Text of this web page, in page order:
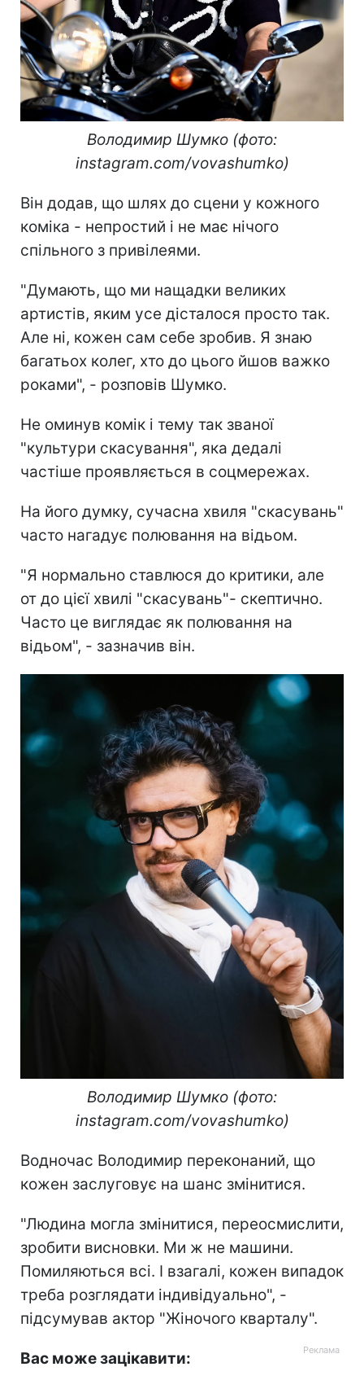
Володимир Шумко (фото:
instagram.com/vovashumko)
Він додав, що шлях до сцени у кожного
коміка - непростий і не має нічого
спільного з привілеями.
"Думають, що ми нащадки великих
артистів, яким усе дісталося просто так.
Але ні, кожен сам себе зробив. Я знаю
багатьох колег, хто до цього йшов важко
роками", - розповів Шумко.
Не оминув комік і тему так званої
"культури скасування", яка дедалі
частіше проявляється в соцмережах.
На його думку, сучасна хвиля "скасувань"
часто нагадує полювання на відьом.
"Я нормально ставлюся до критики, але
от до цієї хвилі "скасувань"- скептично.
Часто це виглядає як полювання на
відьом", - зазначив він.
Володимир Шумко (фото:
instagram.com/vovashumko)
Водночас Володимир переконаний, що
кожен заслуговує на шанс змінитися.
"Людина могла змінитися, переосмислити,
зробити висновки. Ми ж не машини.
Помиляються всі. І взагалі, кожен випадок
треба розглядати індивідуально", -
підсумував актор "Жіночого кварталу".
Вас може зацікавити: